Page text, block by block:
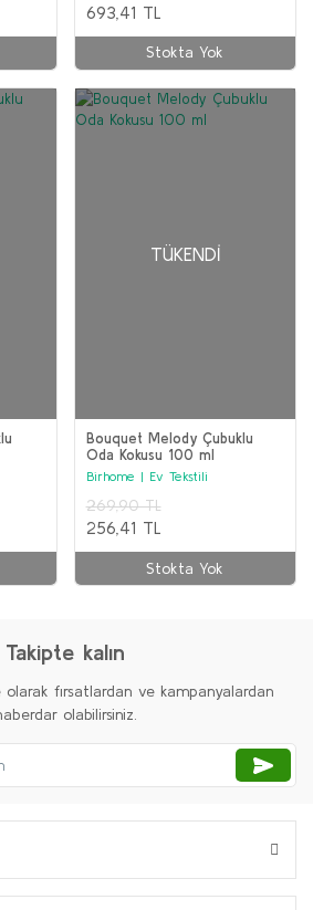
693,41 TL
Stokta Yok
TÜKENDI
Bouquet Melody Çubuklu
Oda Kokusu 100 ml
Birhome | Ev Tekstili
269,90 TL
256,41 TL
Stokta Yok
Takipte kalın
fırsatlardan ve kampanyalardan
olabilirsiniz.